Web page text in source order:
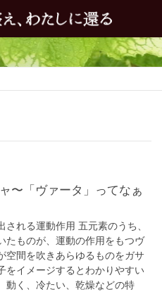
される運動作用 五元素のうち、
たものが、運動の作用をもつヴ
空間を吹きあらゆるものをガサ
をイメージするとわかりやすい
動く、冷たい、乾燥などの特